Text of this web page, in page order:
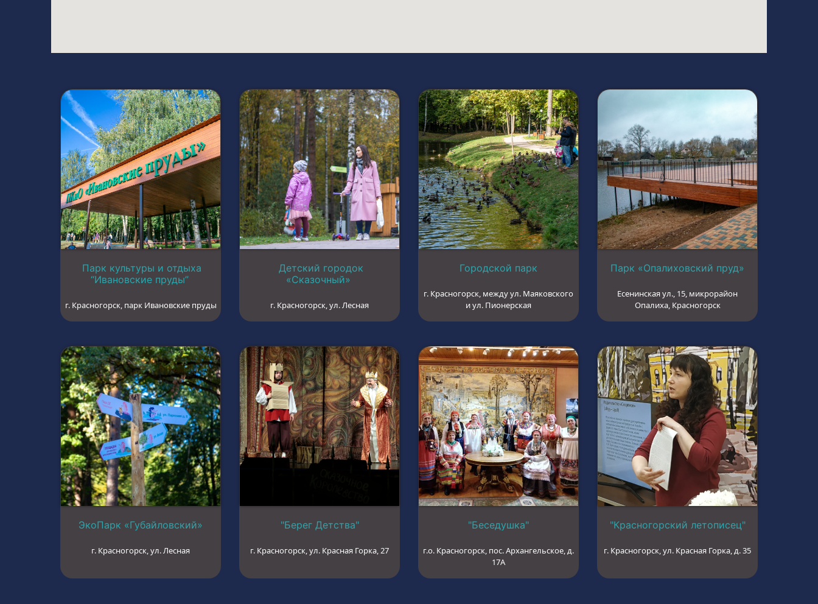
Парк культуры и отдыха
“Ивановские пруды”
г. Красногорск, парк Ивановские пруды
Детский городок
«Сказочный»
г. Красногорск, ул. Лесная
Городской парк
г. Красногорск, между ул. Маяковского
и ул. Пионерская
Парк «Опалиховский пруд»
Есенинская ул., 15, микрорайон
Опалиха, Красногорск
ЭкоПарк «Губайловский»
г. Красногорск, ул. Лесная
"Берег Детства"
г. Красногорск, ул. Красная Горка, 27
"Беседушка"
г.о. Красногорск, пос. Архангельское, д.
17А
"Красногорский летописец"
г. Красногорск, ул. Красная Горка, д. 35